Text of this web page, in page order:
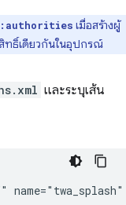
เมื่อสร้างผู้
ทธิ์เดียวกันในอุปกรณ์
และระบุเส้น
name="twa_splash"